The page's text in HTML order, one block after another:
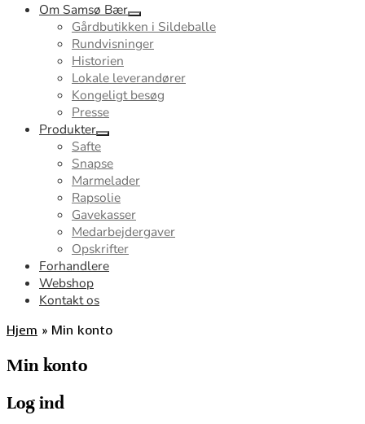
Om Samsø Bær
Gårdbutikken i Sildeballe
Rundvisninger
Historien
Lokale leverandører
Kongeligt besøg
Presse
Produkter
Safte
Snapse
Marmelader
Rapsolie
Gavekasser
Medarbejdergaver
Opskrifter
Forhandlere
Webshop
Kontakt os
Hjem » Min konto
Min konto
Log ind